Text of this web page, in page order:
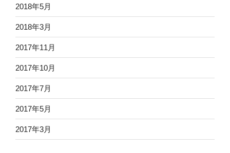
2018年5月
2018年3月
2017年11月
2017年10月
2017年7月
2017年5月
2017年3月